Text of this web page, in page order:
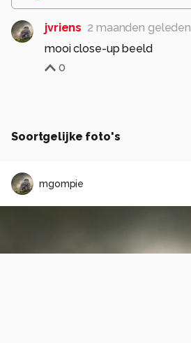
jvriens 2 maanden geleden
mooi close-up beeld
0
Soortgelijke foto's
mgompie